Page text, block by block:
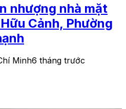
nhượng nhà mặt
Cảnh, Phường
Minh6 tháng trước